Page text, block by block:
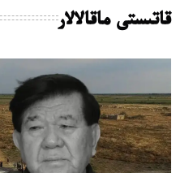
قاتىستى ماقالالار